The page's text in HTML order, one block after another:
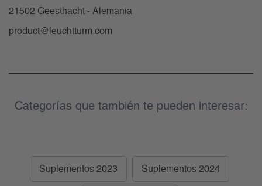
21502 Geesthacht - Alemania
product@leuchtturm.com
Categorías que también te pueden interesar:
Suplementos 2023 Suplementos 2024